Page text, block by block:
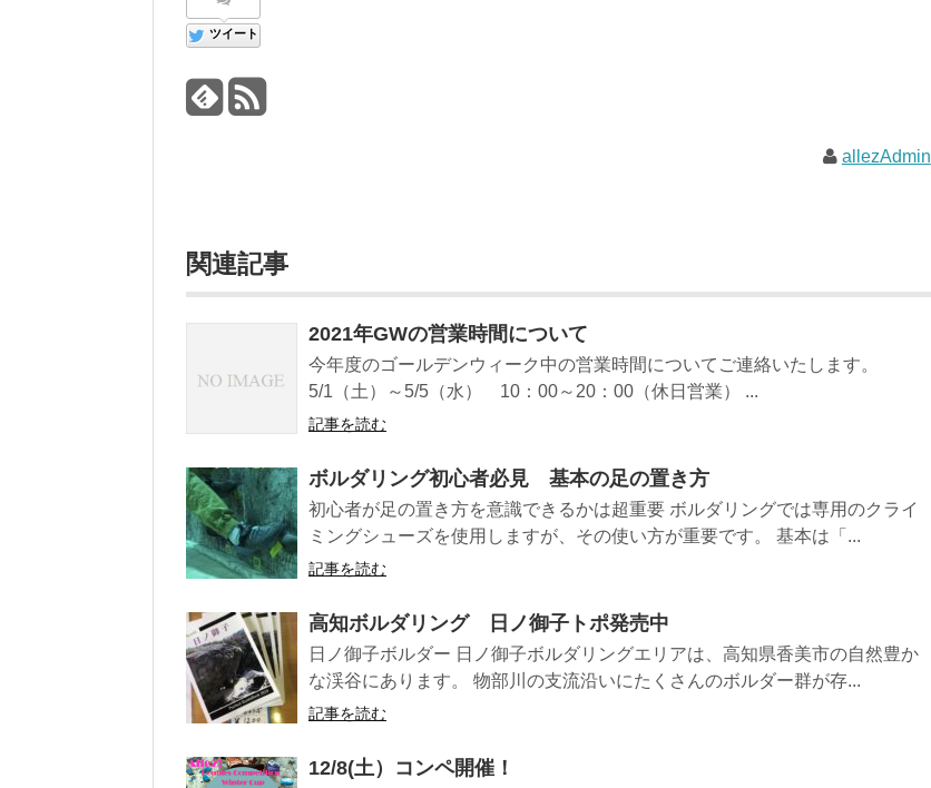
ツイート
allezAdmin
関連記事
2021年GWの営業時間について
今年度のゴールデンウィーク中の営業時間についてご連絡いたします。
5/1（土）～5/5（水） 10：00～20：00（休日営業） ...
記事を読む
ボルダリング初心者必見 基本の足の置き方
初心者が足の置き方を意識できるかは超重要 ボルダリングでは専用のクライ
ミングシューズを使用しますが、その使い方が重要です。 基本は「...
記事を読む
高知ボルダリング 日ノ御子トポ発売中
日ノ御子ボルダー 日ノ御子ボルダリングエリアは、高知県香美市の自然豊か
な渓谷にあります。 物部川の支流沿いにたくさんのボルダー群が存...
記事を読む
12/8(土）コンペ開催！